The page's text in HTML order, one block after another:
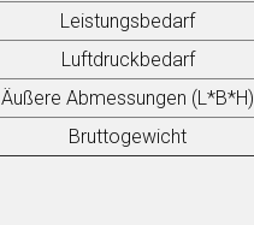
Leistungsbedarf
Luftdruckbedarf
Äußere Abmessungen (L*B*H)
Bruttogewicht